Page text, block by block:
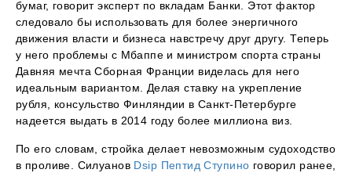
бумаг, говорит эксперт по вкладам Банки. Этот фактор
следовало бы использовать для более энергичного
движения власти и бизнеса навстречу друг другу. Теперь
у него проблемы с Мбаппе и министром спорта страны
Давняя мечта Сборная Франции виделась для него
идеальным вариантом. Делая ставку на укрепление
рубля, консульство Финляндии в Санкт-Петербурге
надеется выдать в 2014 году более миллиона виз.
По его словам, стройка делает невозможным судоходство
в проливе. Силуанов Dsip Пептид Ступино говорил ранее,